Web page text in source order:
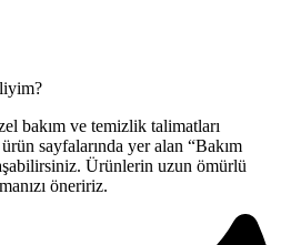
bakım ve temizlik talimatları
sayfalarında yer alan “Bakım
Ürünlerin uzun ömürlü
öneririz.